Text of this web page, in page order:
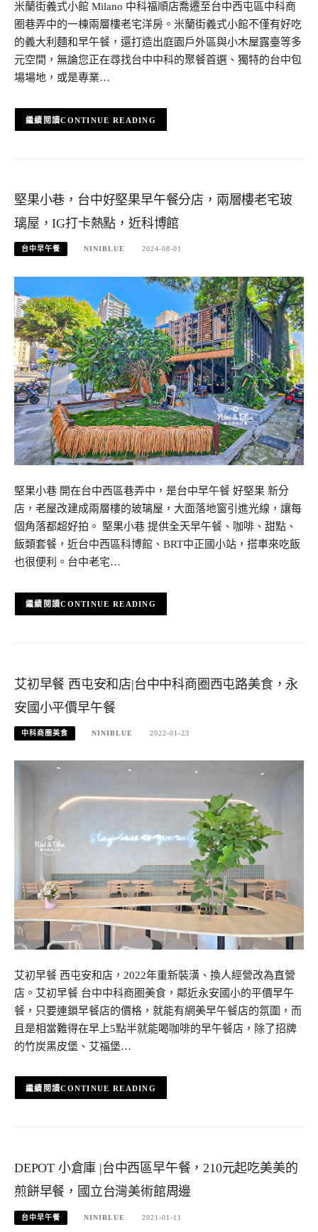
米蘭街義式小館 Milano 中科福順店喬遷至台中西屯區中科商
圈巷弄中的一棟兩層樓老宅洋房。米蘭街義式小館不僅有好吃
的義大利麵和早午餐，還打造出庭園戶外區與小木屋露臺等多
元空間，無論您正在尋找台中中科的聚餐首選、獨特的台中包
場場地，或是專業…
CONTINUE READING
堅果小巷，台中好堅果早午餐分店，兩層樓老宅玻
璃屋，IG打卡熱點，近科博館
台中早午餐 NINIBLUE 2024-08-01
堅果小巷 開在台中西區巷弄中，是台中早午餐 好堅果 新分
店，老屋改建成兩層樓的玻璃屋，大面落地窗引進光線，讓每
個角落都超好拍。 堅果小巷 提供全天早午餐、咖啡、甜點、
飯類套餐，近台中西區科博館、BRT中正國小站，搭車來吃飯
也很便利。台中老宅…
CONTINUE READING
艾初早餐 西屯安和店|台中中科商圈西屯路美食，永
安國小平價早午餐
中科商圈美食 NINIBLUE 2022-01-23
艾初早餐 西屯安和店，2022年重新裝潢、換人經營改為直營
店。艾初早餐 台中中科商圈美食，鄰近永安國小的平價早午
餐，只要連鎖早餐店的價格，就能有網美早午餐店的氛圍，而
且是相當難得在早上5點半就能喝咖啡的早午餐店，除了招牌
的竹炭黑皮堡、艾福堡…
CONTINUE READING
DEPOT 小倉庫 |台中西區早午餐，210元起吃美美的
煎餅早餐，國立台灣美術館周邊
台中早午餐 NINIBLUE 2021-01-11